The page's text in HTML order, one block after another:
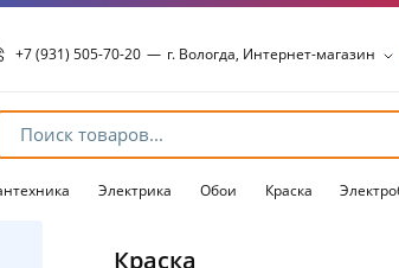
+7 (931) 505-70-20 — г. Вологда, Интернет-магазин
8 8172 54-15-98
8 8172 54-15-96
г. Вологда, Пошехонское ш., 18
Электрика Обои Краска
Краска